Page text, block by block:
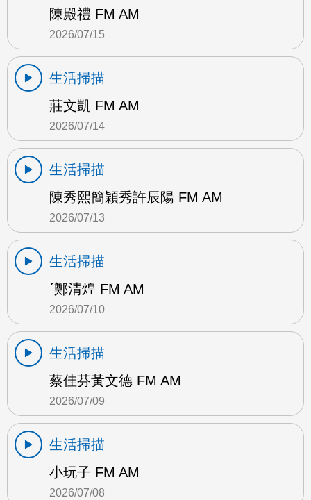
陳殿禮 FM AM
2026/07/15
生活掃描
莊文凱 FM AM
2026/07/14
生活掃描
陳秀熙簡穎秀許辰陽 FM AM
2026/07/13
生活掃描
ˊ鄭清煌 FM AM
2026/07/10
生活掃描
蔡佳芬黃文德 FM AM
2026/07/09
生活掃描
小玩子 FM AM
2026/07/08